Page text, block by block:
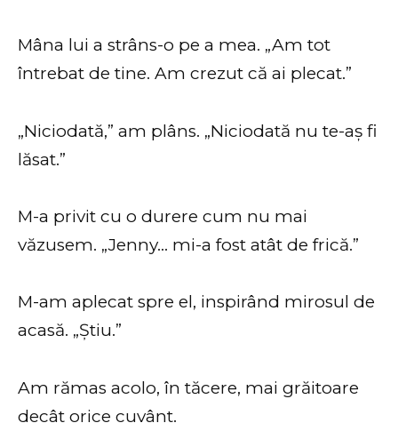
Mâna lui a strâns-o pe a mea. „Am tot
întrebat de tine. Am crezut că ai plecat.”
„Niciodată,” am plâns. „Niciodată nu te-aș fi
lăsat.”
M-a privit cu o durere cum nu mai
văzusem. „Jenny… mi-a fost atât de frică.”
M-am aplecat spre el, inspirând mirosul de
acasă. „Știu.”
Am rămas acolo, în tăcere, mai grăitoare
decât orice cuvânt.